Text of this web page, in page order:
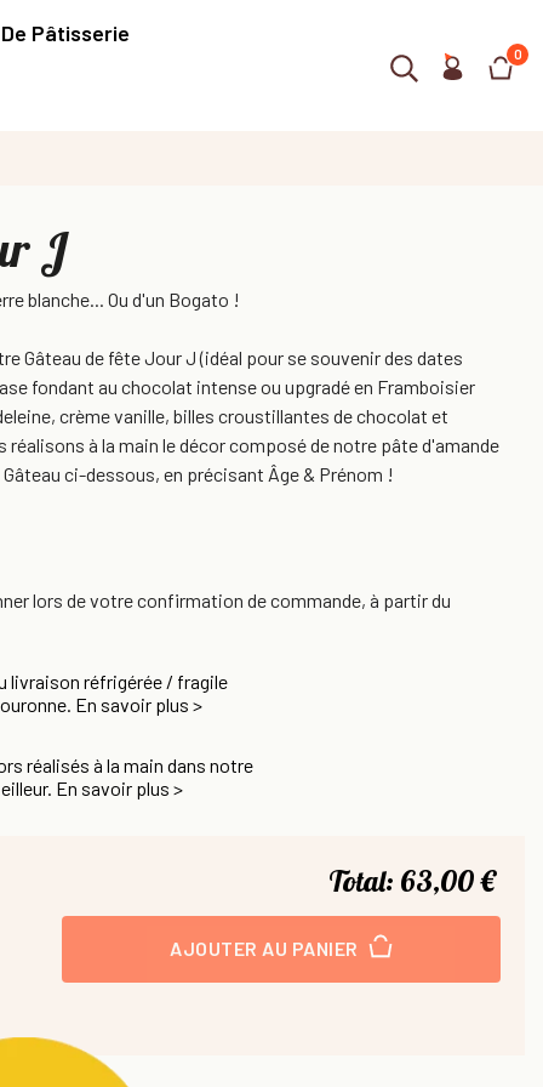
Pâtisserie
0
J
blanche... Ou d'un Bogato !
Gâteau de fête Jour J (idéal pour se souvenir des dates
fondant au chocolat intense ou upgradé en Framboisier
crème vanille, billes croustillantes de chocolat et
à la main le décor composé de notre pâte d'amande
ci-dessous, en précisant Âge & Prénom !
lors de votre confirmation de commande, à partir du
livraison réfrigérée / fragile
En savoir plus >
réalisés à la main dans notre
En savoir plus >
Total: 63,00 €
AJOUTER AU PANIER